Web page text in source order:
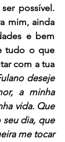
possível.
mim, ainda
e bem
tudo o que
com a tua
deseje
a minha
vida. Que
seu dia, que
me tocar